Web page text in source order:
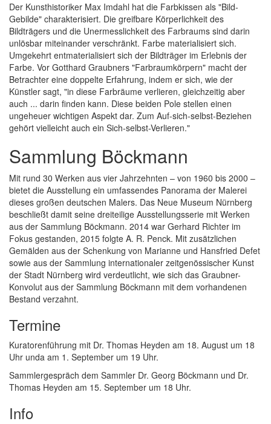
Der Kunsthistoriker Max Imdahl hat die Farbkissen als "Bild-
Gebilde" charakterisiert. Die greifbare Körperlichkeit des
Bildträgers und die Unermesslichkeit des Farbraums sind darin
unlösbar miteinander verschränkt. Farbe materialisiert sich.
Umgekehrt entmaterialisiert sich der Bildträger im Erlebnis der
Farbe. Vor Gotthard Graubners "Farbraumkörpern" macht der
Betrachter eine doppelte Erfahrung, indem er sich, wie der
Künstler sagt, "in diese Farbräume verlieren, gleichzeitig aber
auch ... darin finden kann. Diese beiden Pole stellen einen
ungeheuer wichtigen Aspekt dar. Zum Auf-sich-selbst-Beziehen
gehört vielleicht auch ein Sich-selbst-Verlieren."
Sammlung Böckmann
Mit rund 30 Werken aus vier Jahrzehnten – von 1960 bis 2000 –
bietet die Ausstellung ein umfassendes Panorama der Malerei
dieses großen deutschen Malers. Das Neue Museum Nürnberg
beschließt damit seine dreiteilige Ausstellungsserie mit Werken
aus der Sammlung Böckmann. 2014 war Gerhard Richter im
Fokus gestanden, 2015 folgte A. R. Penck. Mit zusätzlichen
Gemälden aus der Schenkung von Marianne und Hansfried Defet
sowie aus der Sammlung internationaler zeitgenössischer Kunst
der Stadt Nürnberg wird verdeutlicht, wie sich das Graubner-
Konvolut aus der Sammlung Böckmann mit dem vorhandenen
Bestand verzahnt.
Termine
Kuratorenführung mit Dr. Thomas Heyden am 18. August um 18
Uhr unda am 1. September um 19 Uhr.
Sammlergespräch dem Sammler Dr. Georg Böckmann und Dr.
Thomas Heyden am 15. September um 18 Uhr.
Info